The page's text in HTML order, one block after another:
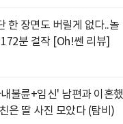
한 장면도 버릴게 없다..놀
분 걸작 [Oh!쎈 리뷰]
불륜+임신' 남편과 이혼했
은 딸 사진 모았다 (탐비)